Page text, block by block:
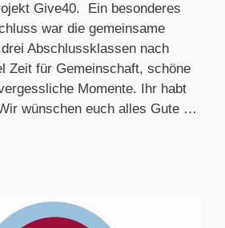
Give40. Ein besonderes
war die gemeinsame
Abschlussklassen nach
Zeit für Gemeinschaft, schöne
Momente. Ihr habt
wünschen euch alles Gute …